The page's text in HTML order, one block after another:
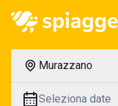
Murazzano
Seleziona date